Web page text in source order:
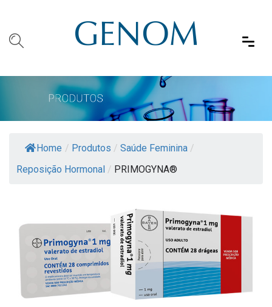
Home / Produtos / Saúde Feminina /
Reposição Hormonal / PRIMOGYNA®